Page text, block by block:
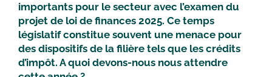
importants pour le secteur avec l’examen du
projet de loi de finances 2025. Ce temps
législatif constitue souvent une menace pour
des dispositifs de la filière tels que les crédits
d’impôt. A quoi devons-nous nous attendre